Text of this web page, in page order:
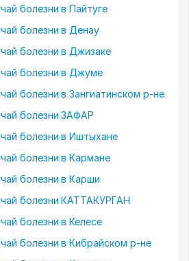
болезни в Пайтуге
болезни в Денау
болезни в Джизаке
болезни в Джуме
болезни в Зангиатинском р-не
болезни ЗАФАР
болезни в Иштыхане
болезни в Кармане
болезни в Карши
болезни КАТТАКУРГАН
болезни в Келесе
болезни в Кибрайском р-не